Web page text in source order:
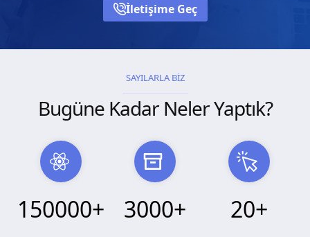
İletişime Geç
SAYILARLA BİZ
Bugüne Kadar Neler Yaptık?
150000+ 3000+ 20+